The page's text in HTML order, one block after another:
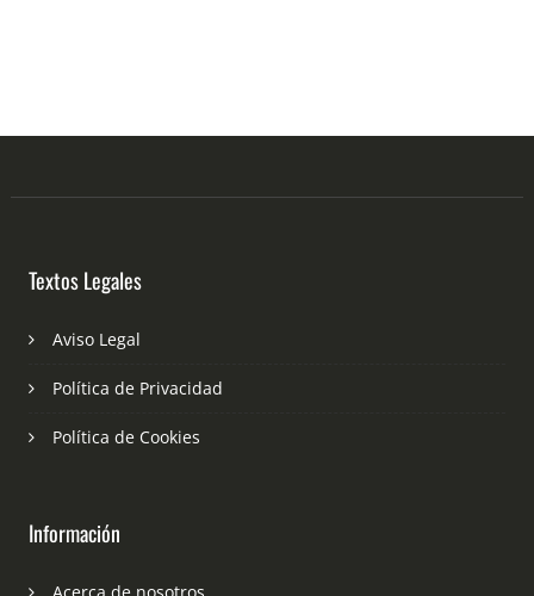
Textos Legales
Aviso Legal
Política de Privacidad
Política de Cookies
Información